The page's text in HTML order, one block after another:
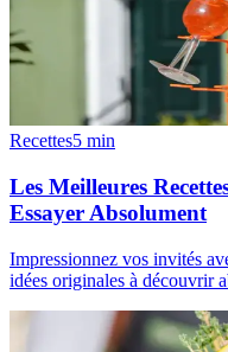
Recettes5 min
Les Meilleures
Essayer Absolument
Impressionnez vos invités
idées originales à découvrir